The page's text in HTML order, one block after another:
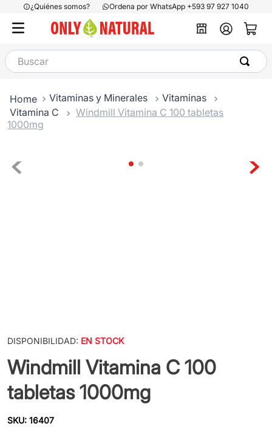
¿Quiénes somos? Ordena por WhatsApp +593 97 927 1040
Buscar
Vitaminas y Minerales
Vitaminas
Vitamina C
Windmill Vitamina C 100 tabletas
1000mg
DISPONIBILIDAD: EN STOCK
Windmill Vitamina C 100
tabletas 1000mg
SKU:16407